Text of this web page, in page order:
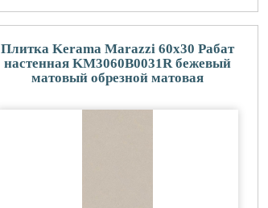
Плитка Kerama Marazzi 60x30 Рабат
настенная KM3060B0031R бежевый
матовый обрезной матовая